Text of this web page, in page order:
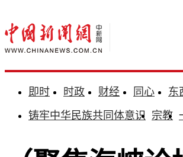
即时 时政 财经 同心 东
铸牢中华民族共同体意识 宗教